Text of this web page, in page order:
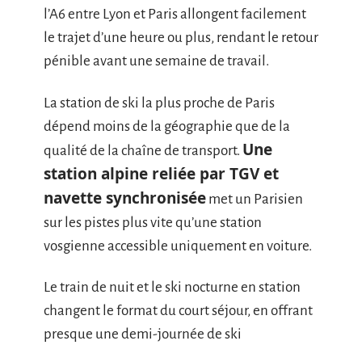
l’A6 entre Lyon et Paris allongent facilement
le trajet d’une heure ou plus, rendant le retour
pénible avant une semaine de travail.
La station de ski la plus proche de Paris
dépend moins de la géographie que de la
qualité de la chaîne de transport. Une
station alpine reliée par TGV et
navette synchronisée met un Parisien
sur les pistes plus vite qu’une station
vosgienne accessible uniquement en voiture.
Le train de nuit et le ski nocturne en station
changent le format du court séjour, en offrant
presque une demi-journée de ski